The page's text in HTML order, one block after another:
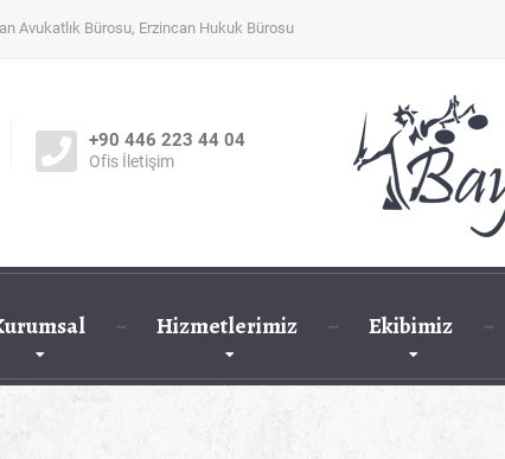
Avukatlık Bürosu, Erzincan Hukuk Bürosu
+90 446 223 44 04
Ofis İletişim
Hizmetlerimiz Ekibimiz